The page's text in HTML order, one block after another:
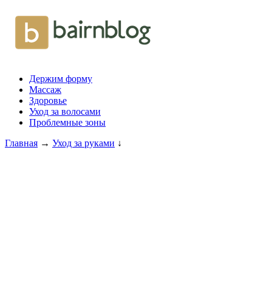
Держим форму
Массаж
Здоровье
Уход за волосами
Проблемные зоны
Главная → Уход за руками ↓